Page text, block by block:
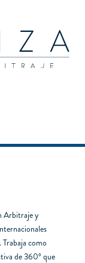
Arbitraje y
como
de 360º que